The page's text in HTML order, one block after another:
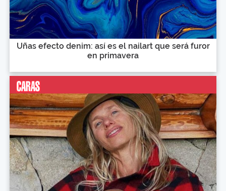
Uñas efecto denim: así es el nailart que será furor
en primavera